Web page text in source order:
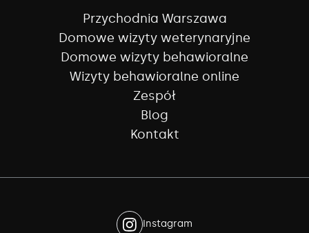
Przychodnia Warszawa
Domowe wizyty weterynaryjne
Domowe wizyty behawioralne
Wizyty behawioralne online
Zespół
Blog
Kontakt
Instagram